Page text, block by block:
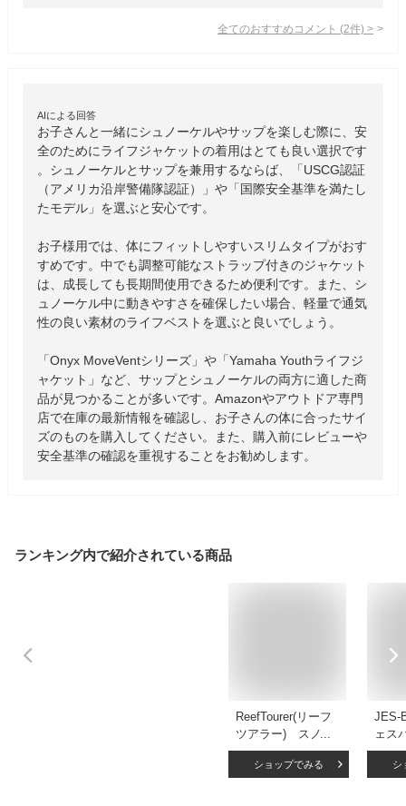
全てのおすすめコメント (2件) >
AIによる回答
お子さんと一緒にシュノーケルやサップを楽しむ際に、安
全のためにライフジャケットの着用はとても良い選択です
。シュノーケルとサップを兼用するならば、「USCG認証
（アメリカ沿岸警備隊認証）」や「国際安全基準を満たし
たモデル」を選ぶと安心です。
お子様用では、体にフィットしやすいスリムタイプがおす
すめです。中でも調整可能なストラップ付きのジャケット
は、成長しても長期間使用できるため便利です。また、シ
ュノーケル中に動きやすさを確保したい場合、軽量で通気
性の良い素材のライフベストを選ぶと良いでしょう。
「Onyx MoveVentシリーズ」や「Yamaha Youthライフジ
ャケット」など、サップとシュノーケルの両方に適した商
品が見つかることが多いです。Amazonやアウトドア専門
店で在庫の最新情報を確認し、お子さんの体に合ったサイ
ズのものを購入してください。また、購入前にレビューや
安全基準の確認を重視することをお勧めします。
ランキング内で紹介されている商品
ReefTourer(リーフ
ツアラー) スノー
ケリングベスト ス
リム 子供 大人
ショップでみる
JES-
ェス
イフ
シ